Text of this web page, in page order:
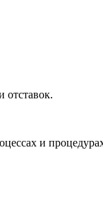
отставок.
и